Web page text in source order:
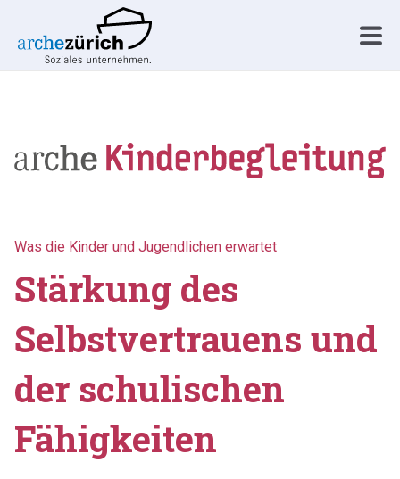
Was die Kinder und Jugendlichen erwartet
Stärkung des
Selbstvertrauens und
der schulischen
Fähigkeiten